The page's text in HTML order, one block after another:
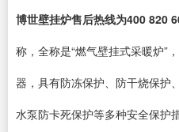
博世壁挂炉售后热线为400 820
称，全称是“燃气壁挂式采暖炉”
器，具有防冻保护、防干烧保护
水泵防卡死保护等多种安全保护